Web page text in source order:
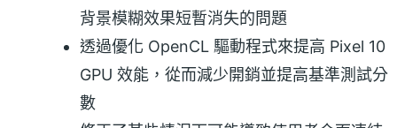
背景模糊效果短暫消失的問題
透過優化 OpenCL 驅動程式來提高 Pixel 10
GPU 效能，從而減少開銷並提高基準測試分
數